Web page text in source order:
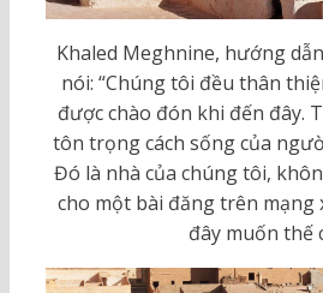
Khaled Meghnine, hướng
nói: “Chúng tôi đều thân
được chào đón khi đến đây.
tôn trọng cách sống của
Đó là nhà của chúng tôi,
cho một bài đăng trên mạng
đây muốn thế